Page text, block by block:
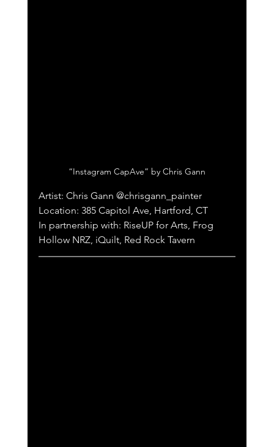
“Instagram CapAve” by Chris Gann
Artist: Chris Gann @chrisgann_painter
Location: 385 Capitol Ave, Hartford, CT
In partnership with: RiseUP for Arts, Frog
Hollow NRZ, iQuilt, Red Rock Tavern